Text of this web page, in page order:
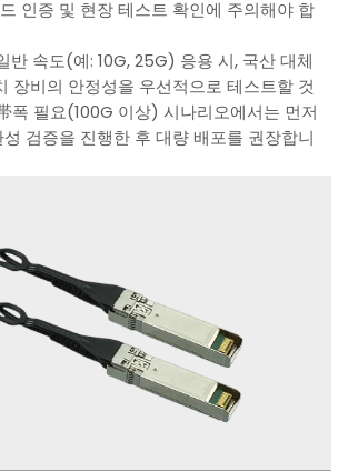
인증 및 현장 테스트 확인에 주의해야 합
반 속도(예: 10G, 25G) 응용 시, 국산 대체
장비의 안정성을 우선적으로 테스트할 것
폭 필요(100G 이상) 시나리오에서는 먼저
검증을 진행한 후 대량 배포를 권장합니